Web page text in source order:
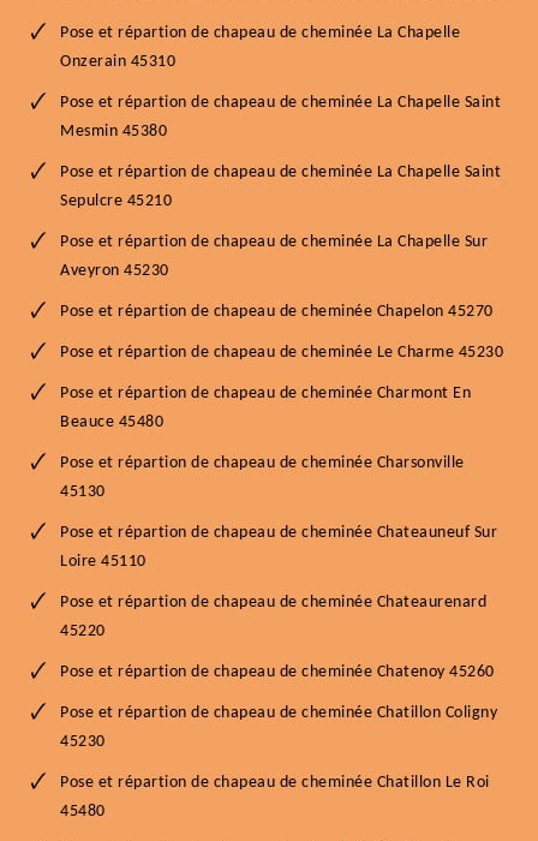
Pose et répartion de chapeau de cheminée La Chapelle
Onzerain 45310
Pose et répartion de chapeau de cheminée La Chapelle Saint
Mesmin 45380
Pose et répartion de chapeau de cheminée La Chapelle Saint
Sepulcre 45210
Pose et répartion de chapeau de cheminée La Chapelle Sur
Aveyron 45230
Pose et répartion de chapeau de cheminée Chapelon 45270
Pose et répartion de chapeau de cheminée Le Charme 45230
Pose et répartion de chapeau de cheminée Charmont En
Beauce 45480
Pose et répartion de chapeau de cheminée Charsonville
45130
Pose et répartion de chapeau de cheminée Chateauneuf Sur
Loire 45110
Pose et répartion de chapeau de cheminée Chateaurenard
45220
Pose et répartion de chapeau de cheminée Chatenoy 45260
Pose et répartion de chapeau de cheminée Chatillon Coligny
45230
Pose et répartion de chapeau de cheminée Chatillon Le Roi
45480